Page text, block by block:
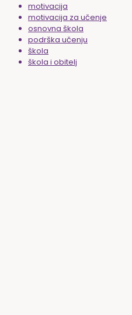
motivacija
motivacija za učenje
osnovna škola
podrška učenju
škola
škola i obitelj